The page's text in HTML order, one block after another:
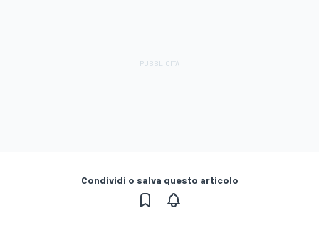
Condividi o salva questo articolo